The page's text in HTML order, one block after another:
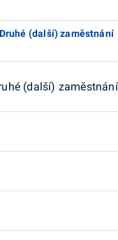
(další) zaměstnání
(další)